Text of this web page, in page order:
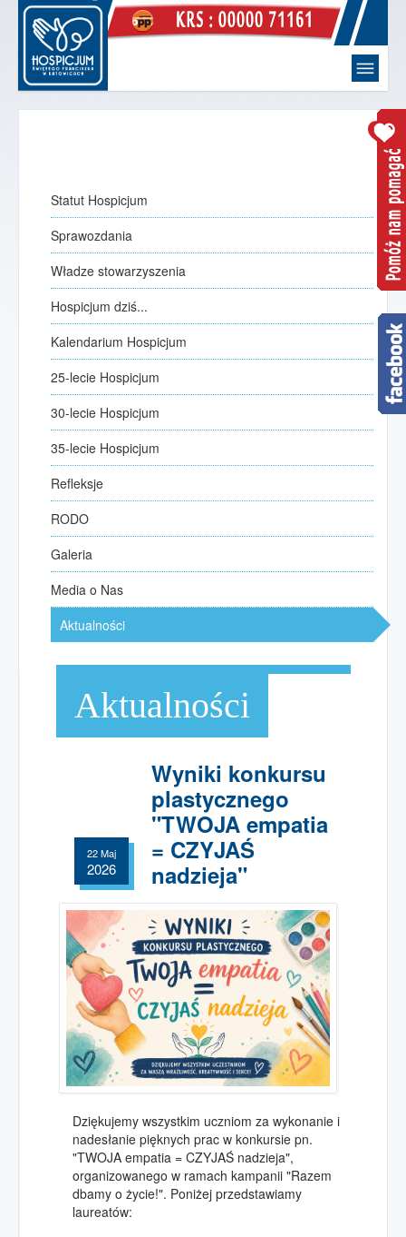
Witaj
Statut Hospicjum
Sprawozdania
Władze stowarzyszenia
Hospicjum dziś...
Kalendarium Hospicjum
jak to się zaczęło
25-lecie Hospicjum
30-lecie Hospicjum
Refleksje
kilka słów od przewodniczących
RODO
Galeria
Media o Nas
Aktualności
Opieka
paliatywno-hospicyjna
Opieka paliatywna w domu
Zgłoszenie pacjenta
Poradniki opieki nad chorym
Wspólnota rodzin hospicyjnych
Grupa wsparcia
dla osób w żałobie
Podziękowania
rodzin podopiecznych
Spotkania Online
Msze Święte
Wesprzyj nas
darowizny
1,5% podatku PIT
Wpłata online
Wolontariat
w Hospicjum
Statut Hospicjum
Sprawozdania
Władze stowarzyszenia
Hospicjum dziś...
Kalendarium Hospicjum
25-lecie Hospicjum
30-lecie Hospicjum
35-lecie Hospicjum
Refleksje
RODO
Galeria
Media o Nas
Aktualności
Aktualności
Wyniki konkursu
plastycznego
"TWOJA empatia
= CZYJAŚ
nadzieja"
22 Maj
2026
Dziękujemy wszystkim uczniom za wykonanie i
nadesłanie pięknych prac w konkursie pn.
"TWOJA empatia = CZYJAŚ nadzieja",
organizowanego w ramach kampanii "Razem
dbamy o życie!". Poniżej przedstawiamy
laureatów: